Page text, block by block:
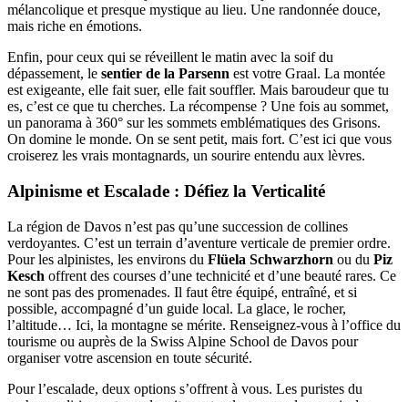
mélancolique et presque mystique au lieu. Une randonnée douce,
mais riche en émotions.
Enfin, pour ceux qui se réveillent le matin avec la soif du
dépassement, le sentier de la Parsenn est votre Graal. La montée
est exigeante, elle fait suer, elle fait souffler. Mais baroudeur que tu
es, c’est ce que tu cherches. La récompense ? Une fois au sommet,
un panorama à 360° sur les sommets emblématiques des Grisons.
On domine le monde. On se sent petit, mais fort. C’est ici que vous
croiserez les vrais montagnards, un sourire entendu aux lèvres.
Alpinisme et Escalade : Défiez la Verticalité
La région de Davos n’est pas qu’une succession de collines
verdoyantes. C’est un terrain d’aventure verticale de premier ordre.
Pour les alpinistes, les environs du Flüela Schwarzhorn ou du Piz
Kesch offrent des courses d’une technicité et d’une beauté rares. Ce
ne sont pas des promenades. Il faut être équipé, entraîné, et si
possible, accompagné d’un guide local. La glace, le rocher,
l’altitude… Ici, la montagne se mérite. Renseignez-vous à l’office du
tourisme ou auprès de la Swiss Alpine School de Davos pour
organiser votre ascension en toute sécurité.
Pour l’escalade, deux options s’offrent à vous. Les puristes du